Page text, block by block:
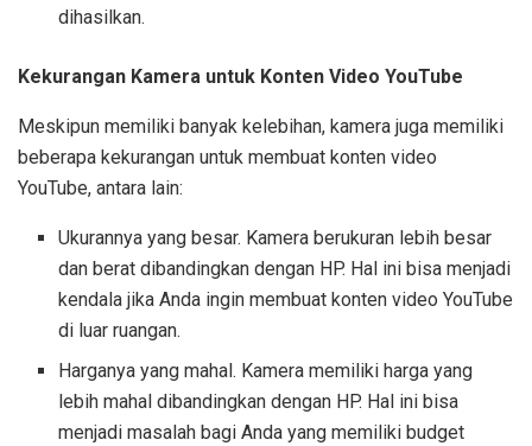
dihasilkan.
Kekurangan Kamera untuk Konten Video YouTube
Meskipun memiliki banyak kelebihan, kamera juga memiliki
beberapa kekurangan untuk membuat konten video
YouTube, antara lain:
Ukurannya yang besar. Kamera berukuran lebih besar
dan berat dibandingkan dengan HP. Hal ini bisa menjadi
kendala jika Anda ingin membuat konten video YouTube
di luar ruangan.
Harganya yang mahal. Kamera memiliki harga yang
lebih mahal dibandingkan dengan HP. Hal ini bisa
menjadi masalah bagi Anda yang memiliki budget